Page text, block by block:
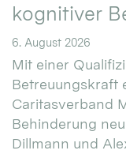
kognitiver
6. August 2026
Mit einer
Betreuungskraft
Caritasverband
Behinderung
Dillmann und